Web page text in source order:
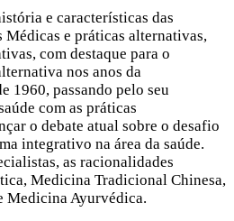
e características das
Médicas e práticas alternativas,
com destaque para o
nos anos da
1960, passando pelo seu
com as práticas
o debate atual sobre o desafio
integrativo na área da saúde.
as racionalidades
Medicina Tradicional Chinesa,
Medicina Ayurvédica.